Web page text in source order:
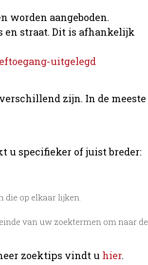
worden aangeboden.
en straat. Dit is afhankelijk
uitgelegd
zijn. In de meeste
u specifieker of juist breder:
die op elkaar lijken.
van uw zoektermen om naar de
zoektips vindt u hier.